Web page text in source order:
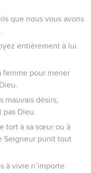
que nous vous avons
entièrement à lui.
femme pour mener
mauvais désirs,
Dieu.
tort à sa sœur ou à
Seigneur punit tout
à vivre n’importe